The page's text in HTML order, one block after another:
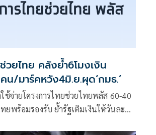
วยไทย คลังย้ำ6โมงเงิน
คน/มาร์คหวัง4มิ.ย.ผุด‘กมธ.’
ใช้จ่ายโครงการไทยช่วยไทยพลัส 60-40
ยพร้อมรองรับ ย้ำรัฐเติมเงินให้วันละ